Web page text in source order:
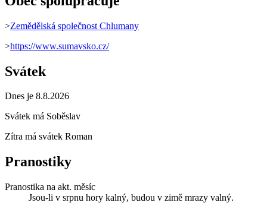
>Zemědělská společnost Chlumany
>https://www.sumavsko.cz/
Svátek
Dnes je 8.8.2026
Svátek má Soběslav
Zítra má svátek Roman
Pranostiky
Pranostika na akt. měsíc
Jsou-li v srpnu hory kalný, budou v zimě mrazy valný.